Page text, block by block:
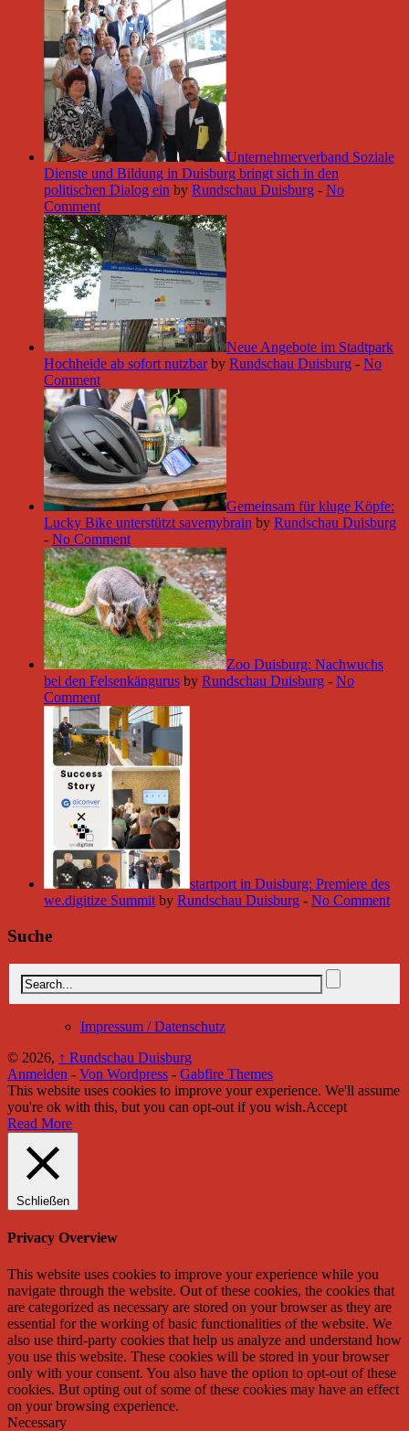
Unternehmerverband Soziale
Dienste und Bildung in Duisburg bringt sich in den
politischen Dialog ein by Rundschau Duisburg - No
Comment
Neue Angebote im Stadtpark
Hochheide ab sofort nutzbar by Rundschau Duisburg - No
Comment
Gemeinsam für kluge Köpfe:
Lucky Bike unterstützt savemybrain by Rundschau Duisburg
- No Comment
Zoo Duisburg: Nachwuchs
bei den Felsenkängurus by Rundschau Duisburg - No
Comment
startport in Duisburg: Premiere des
we.digitize Summit by Rundschau Duisburg - No Comment
Suche
Impressum / Datenschutz
© 2026, ↑ Rundschau Duisburg
Anmelden - Von Wordpress - Gabfire Themes
This website uses cookies to improve your experience. We'll assume
you're ok with this, but you can opt-out if you wish.Accept
Read More
Schließen
Privacy Overview
This website uses cookies to improve your experience while you
navigate through the website. Out of these cookies, the cookies that
are categorized as necessary are stored on your browser as they are
essential for the working of basic functionalities of the website. We
also use third-party cookies that help us analyze and understand how
you use this website. These cookies will be stored in your browser
only with your consent. You also have the option to opt-out of these
cookies. But opting out of some of these cookies may have an effect
on your browsing experience.
Necessary